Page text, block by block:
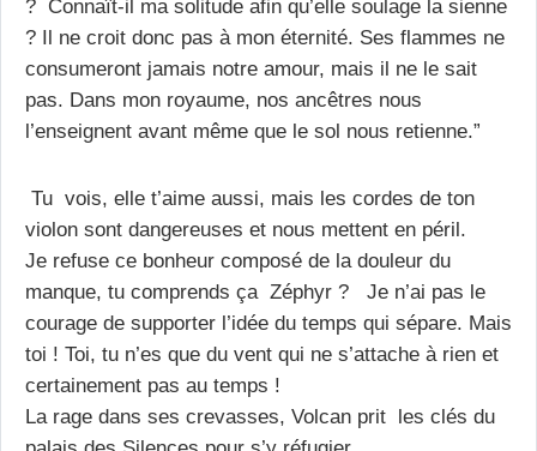
? Connaît-il ma solitude afin qu’elle soulage la sienne
? Il ne croit donc pas à mon éternité. Ses flammes ne
consumeront jamais notre amour, mais il ne le sait
pas. Dans mon royaume, nos ancêtres nous
l’enseignent avant même que le sol nous retienne.”
Tu vois, elle t’aime aussi, mais les cordes de ton
violon sont dangereuses et nous mettent en péril.
Je refuse ce bonheur composé de la douleur du
manque, tu comprends ça Zéphyr ? Je n’ai pas le
courage de supporter l’idée du temps qui sépare. Mais
toi ! Toi, tu n’es que du vent qui ne s’attache à rien et
certainement pas au temps !
La rage dans ses crevasses, Volcan prit les clés du